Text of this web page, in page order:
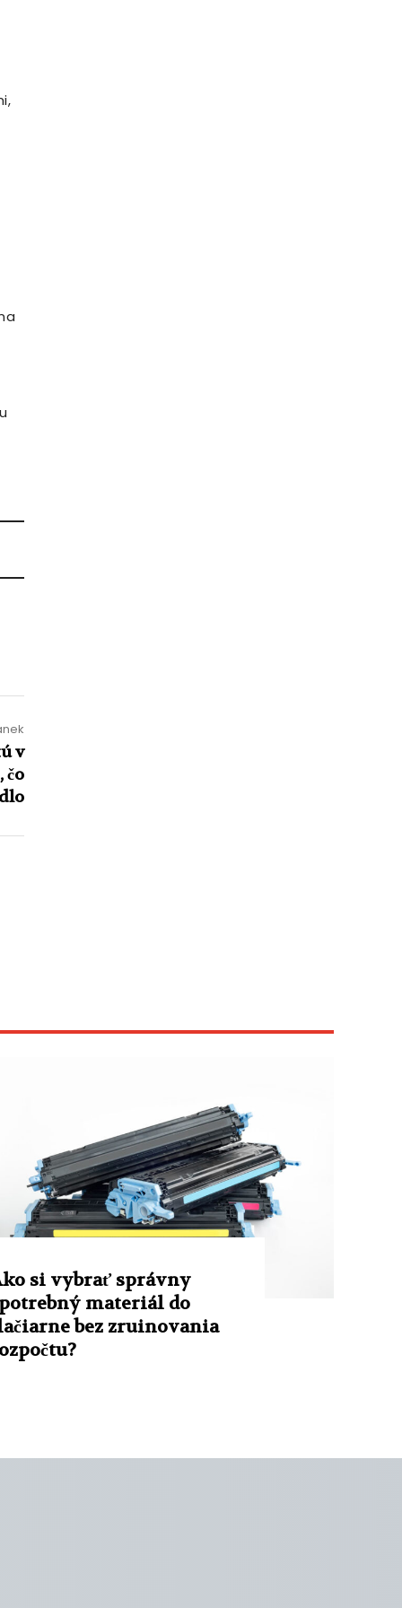
v
čo
si vybrať správny
materiál do
bez zruinovania